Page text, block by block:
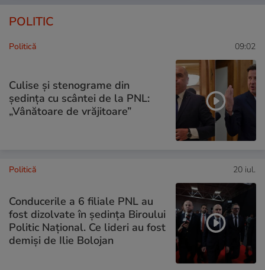
POLITIC
Politică 09:02
Culise și stenograme din
ședința cu scântei de la PNL:
„Vânătoare de vrăjitoare”
Politică 20 iul.
Conducerile a 6 filiale PNL au
fost dizolvate în ședința Biroului
Politic Național. Ce lideri au fost
demiși de Ilie Bolojan